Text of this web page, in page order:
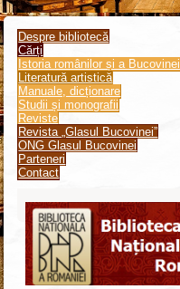
Despre bibliotecă
Cărți
Istoria românilor și a Bucovinei
Literatură artistică
Manuale, dicționare
Studii și monografii
Reviste
Revista „Glasul Bucovinei”
ONG Glasul Bucovinei
Parteneri
Contact